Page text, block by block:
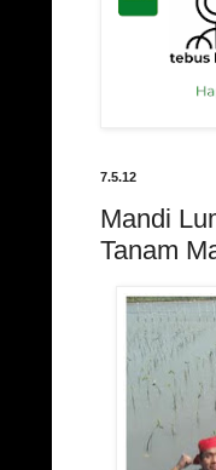
7.5.12
Mandi
Tanam